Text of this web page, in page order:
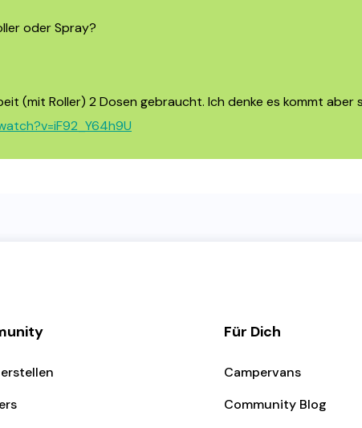
oder Spray?
(mit Roller) 2 Dosen gebraucht. Ich denke es kommt
Für Dich
Campervans
Community Blog